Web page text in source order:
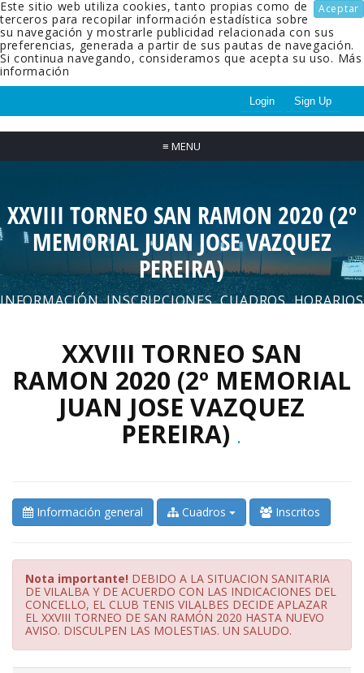
Aceptar
Este sitio web utiliza cookies, tanto propias como de
terceros para recopilar información estadística sobre
su navegación y mostrarle publicidad relacionada con sus
preferencias, generada a partir de sus pautas de navegación.
Si continua navegando, consideramos que acepta su uso. Más
información
Login Sign Up
≡ MENU
XXVIII TORNEO SAN RAMON 2020 (2º
MEMORIAL JUAN JOSE VAZQUEZ
PEREIRA)
INFORMACIÓN, INSCRIPCIONES, CUADROS, HORARIOS
XXVIII TORNEO SAN
RAMON 2020 (2º MEMORIAL
JUAN JOSE VAZQUEZ
PEREIRA) .
Información general Cuadros Inscritos
Nota importante! DEBIDO A LA SITUACION SANITARIA
DE VILALBA Y DE ACUERDO CON LAS INDICACIONES DEL
CONCELLO, EL CLUB TENIS VILALBES DECIDE APLAZAR
EL XXVIII TORNEO DE SAN RAMÓN 2020 HASTA NUEVO
AVISO. DISCULPEN LAS MOLESTIAS. UN SALUDO.